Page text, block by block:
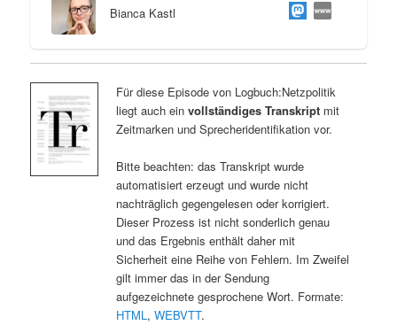
Bianca Kastl
Für diese Episode von Logbuch:Netzpolitik
liegt auch ein vollständiges Transkriptmit
Zeitmarken und Sprecheridentifikation vor.
Bitte beachten: das Transkript wurde
automatisiert erzeugt und wurde nicht
nachträglich gegengelesen oder korrigiert.
Dieser Prozess ist nicht sonderlich genau
und das Ergebnis enthält daher mit
Sicherheit eine Reihe von Fehlern. Im Zweifel
gilt immer das in der Sendung
aufgezeichnete gesprochene Wort. Formate:
HTML, WEBVTT.